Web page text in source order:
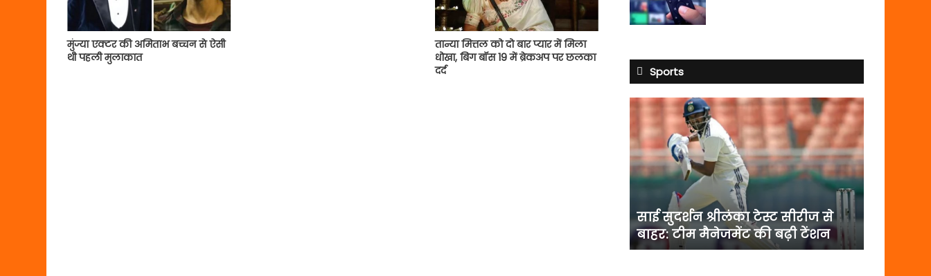
मुंज्या एक्टर की अमिताभ बच्चन से ऐसी
थी पहली मुलाकात
तान्या मित्तल को दो बार प्यार में मिला
धोखा, बिग बॉस 19 में ब्रेकअप पर छलका
दर्द
Sports
साई
सुदर्शन
टेस्ट
सीरीज
से
मैनेजमेंट
की
बढ़ी
साई सुदर्शन श्रीलंका टेस्ट सीरीज से
बाहर: टीम मैनेजमेंट की बढ़ी टेंशन